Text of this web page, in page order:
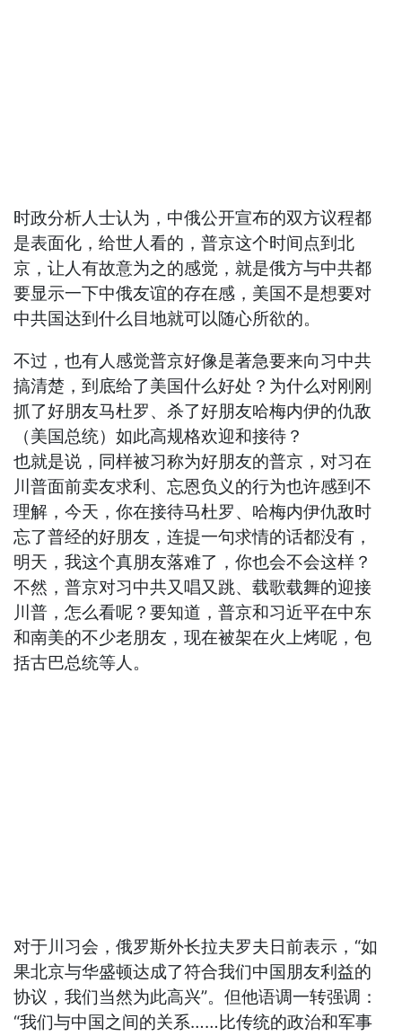
时政分析人士认为，中俄公开宣布的双方议程都
是表面化，给世人看的，普京这个时间点到北
京，让人有故意为之的感觉，就是俄方与中共都
要显示一下中俄友谊的存在感，美国不是想要对
中共国达到什么目地就可以随心所欲的。
不过，也有人感觉普京好像是著急要来向习中共
搞清楚，到底给了美国什么好处？为什么对刚刚
抓了好朋友马杜罗、杀了好朋友哈梅内伊的仇敌
（美国总统）如此高规格欢迎和接待？
也就是说，同样被习称为好朋友的普京，对习在
川普面前卖友求利、忘恩负义的行为也许感到不
理解，今天，你在接待马杜罗、哈梅内伊仇敌时
忘了普经的好朋友，连提一句求情的话都没有，
明天，我这个真朋友落难了，你也会不会这样？
不然，普京对习中共又唱又跳、载歌载舞的迎接
川普，怎么看呢？要知道，普京和习近平在中东
和南美的不少老朋友，现在被架在火上烤呢，包
括古巴总统等人。
对于川习会，俄罗斯外长拉夫罗夫日前表示，“如
果北京与华盛顿达成了符合我们中国朋友利益的
协议，我们当然为此高兴”。但他语调一转强调：
“我们与中国之间的关系……比传统的政治和军事